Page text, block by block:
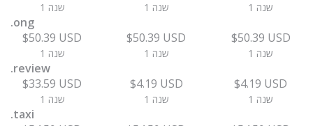
1 שנה 1 שנה 1 שנה
.ong
$50.39 USD
1 שנה
$50.39 USD
1 שנה
$50.39 USD
1 שנה
.review
$33.59 USD
1 שנה
$4.19 USD
1 שנה
$4.19 USD
1 שנה
.taxi